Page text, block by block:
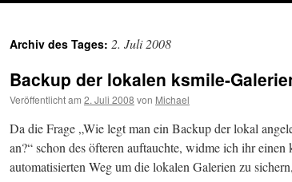
Archiv des Tages: 2. Juli 2008
Backup der lokalen ksmile-
Veröffentlicht am 2. Juli 2008 von Michael
Da die Frage „Wie legt man ein Backup der lokal
an?“ schon des öfteren auftauchte, widme ich ihr
automatisierten Weg um die lokalen Galerien zu